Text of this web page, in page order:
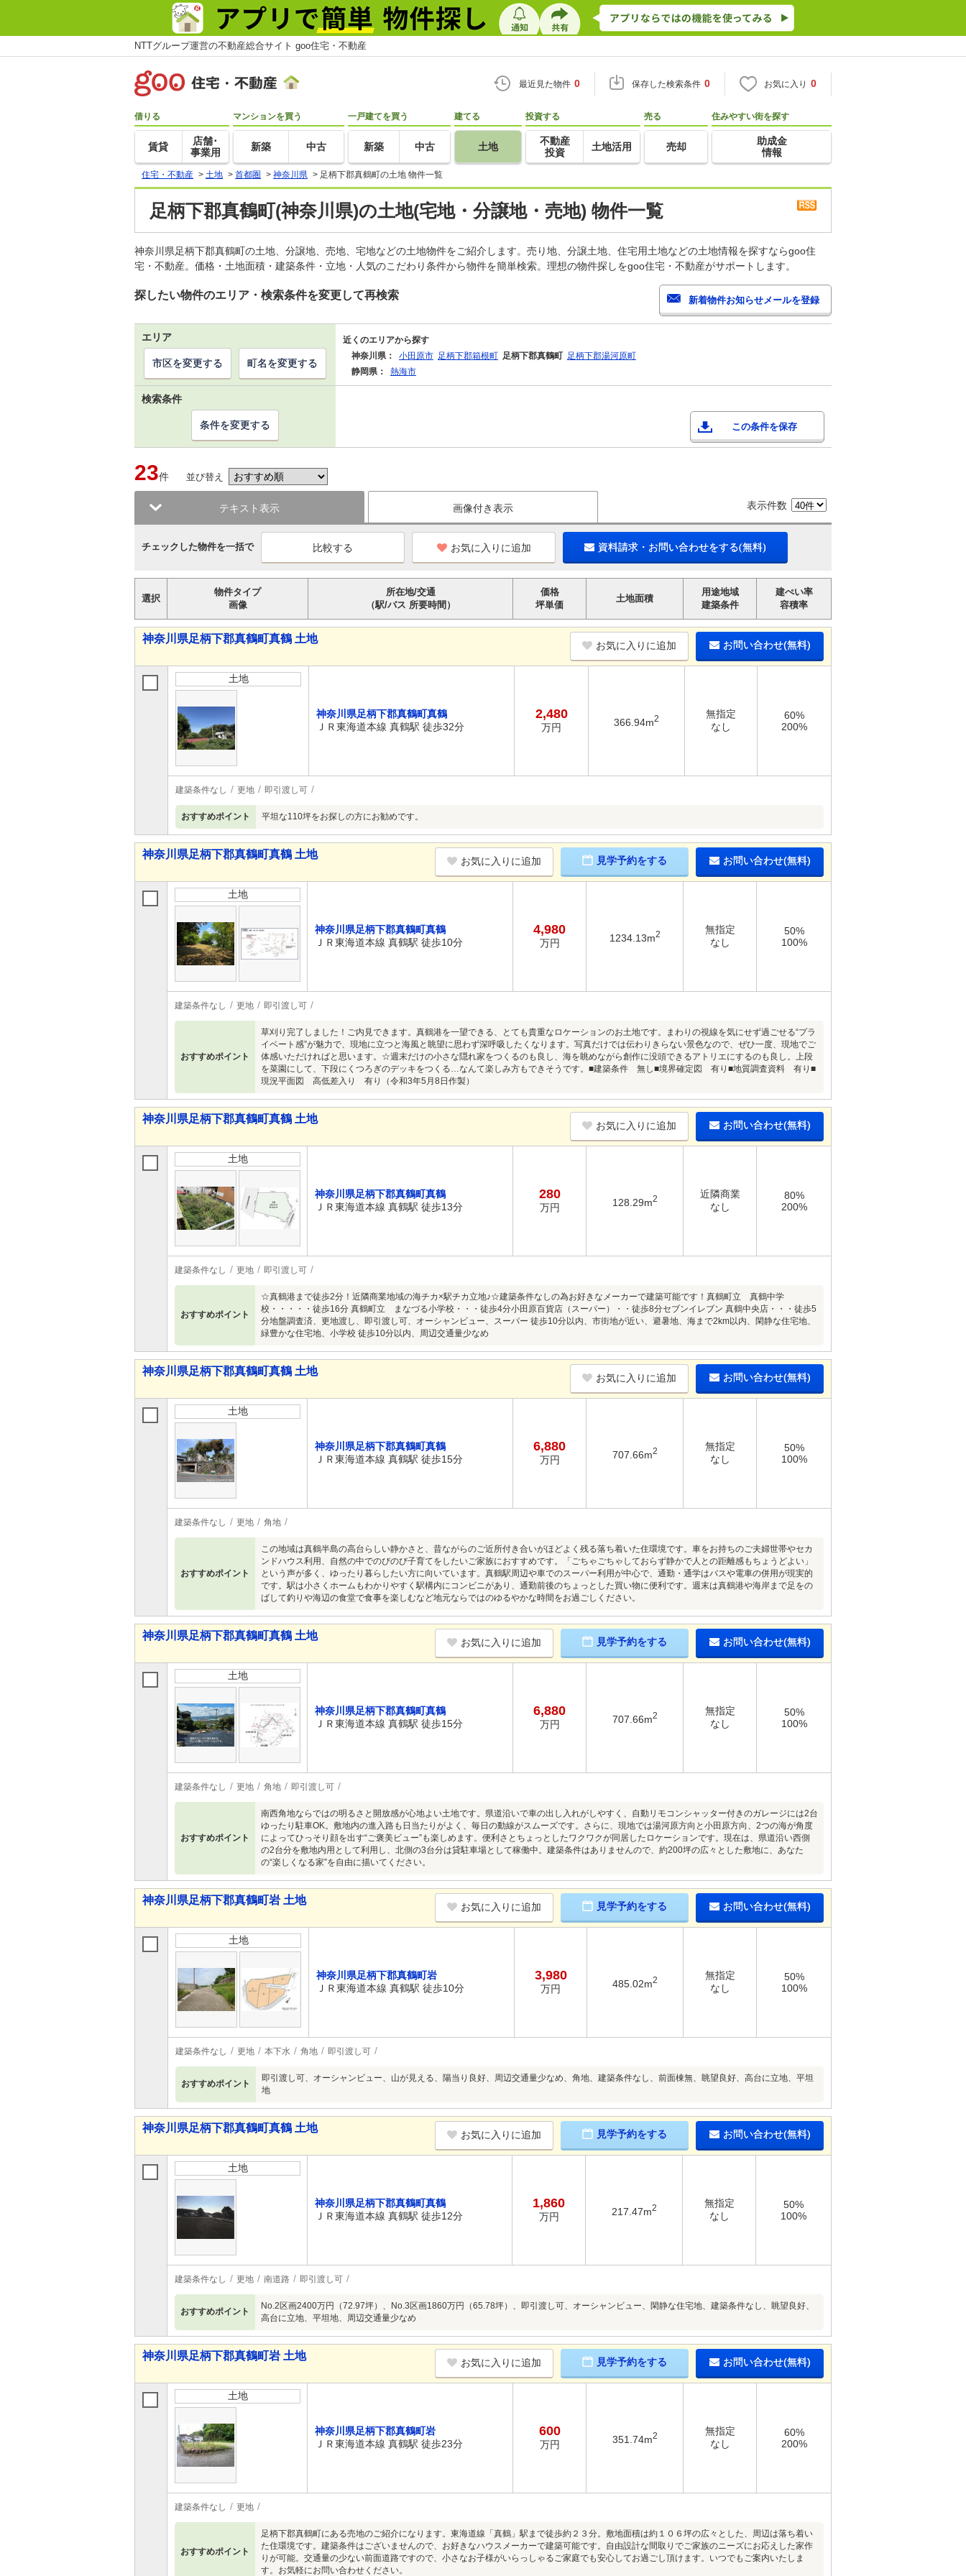
NTTグループ運営の不動産総合サイト goo住宅・不動産
最近見た物件 0 保存した検索条件 0 お気に入り 0
借りる
賃貸
店舗･
事業用
マンションを買う
新築 中古
一戸建てを買う
新築 中古
建てる
土地
投資する
不動産
投資
土地活用
売る
売却
住みやすい街を探す
助成金
情報
住宅・不動産 > 土地 > 首都圏 > 神奈川県 > 足柄下郡真鶴町の土地 物件一覧
足柄下郡真鶴町(神奈川県)の土地(宅地・分譲地・売地) 物件一覧
神奈川県足柄下郡真鶴町の土地、分譲地、売地、宅地などの土地物件をご紹介します。売り地、分譲土地、住宅用土地などの土地情報を探すならgoo住
宅・不動産。価格・土地面積・建築条件・立地・人気のこだわり条件から物件を簡単検索。理想の物件探しをgoo住宅・不動産がサポートします。
探したい物件のエリア・検索条件を変更して再検索
エリア
近くのエリアから探す
神奈川県：
小田原市 足柄下郡箱根町 足柄下郡真鶴町 足柄下郡湯河原町
静岡県：
熱海市
市区を変更する 町名を変更する
検索条件
この条件を保存
条件を変更する
23件 並び替え
テキスト表示 画像付き表示 表示件数
チェックした物件を一括で お気に入りに追加 資料請求・お問い合わせをする(無料)
選択
物件タイプ
画像
所在地/交通
（駅/バス 所要時間）
価格
坪単価
土地面積
用途地域
建築条件
建ぺい率
容積率
神奈川県足柄下郡真鶴町真鶴 土地
お気に入りに追加 お問い合わせ(無料)
土地
神奈川県足柄下郡真鶴町真鶴
ＪＲ東海道本線 真鶴駅 徒歩32分
2,480
万円 366.94m2
無指定
なし
60%
200%
建築条件なし 更地 即引渡し可
おすすめポイント 平坦な110坪をお探しの方にお勧めです。
神奈川県足柄下郡真鶴町真鶴 土地
お気に入りに追加 見学予約をする お問い合わせ(無料)
土地
神奈川県足柄下郡真鶴町真鶴
ＪＲ東海道本線 真鶴駅 徒歩10分
4,980
万円 1234.13m2
無指定
なし
50%
100%
建築条件なし 更地 即引渡し可
おすすめポイント
草刈り完了しました！ご内見できます。真鶴港を一望できる、とても貴重なロケーションのお土地です。まわりの視線を気にせず過ごせる“プラ
イベート感”が魅力で、現地に立つと海風と眺望に思わず深呼吸したくなります。写真だけでは伝わりきらない景色なので、ぜひ一度、現地でご
体感いただければと思います。☆週末だけの小さな隠れ家をつくるのも良し、海を眺めながら創作に没頭できるアトリエにするのも良し。上段
を菜園にして、下段にくつろぎのデッキをつくる…なんて楽しみ方もできそうです。■建築条件 無し■境界確定図 有り■地質調査資料 有り■
現況平面図 高低差入り 有り（令和3年5月8日作製）
神奈川県足柄下郡真鶴町真鶴 土地
お気に入りに追加 お問い合わせ(無料)
土地
神奈川県足柄下郡真鶴町真鶴
ＪＲ東海道本線 真鶴駅 徒歩13分
280
万円 128.29m2
近隣商業
なし
80%
200%
建築条件なし 更地 即引渡し可
おすすめポイント
☆真鶴港まで徒歩2分！近隣商業地域の海チカ×駅チカ立地♪☆建築条件なしの為お好きなメーカーで建築可能です！真鶴町立 真鶴中学
校・・・・・徒歩16分 真鶴町立 まなづる小学校・・・徒歩4分小田原百貨店（スーパー）・・徒歩8分セブンイレブン 真鶴中央店・・・徒歩5
分地盤調査済、更地渡し、即引渡し可、オーシャンビュー、スーパー 徒歩10分以内、市街地が近い、避暑地、海まで2km以内、閑静な住宅地、
緑豊かな住宅地、小学校 徒歩10分以内、周辺交通量少なめ
神奈川県足柄下郡真鶴町真鶴 土地
お気に入りに追加 お問い合わせ(無料)
土地
神奈川県足柄下郡真鶴町真鶴
ＪＲ東海道本線 真鶴駅 徒歩15分
6,880
万円 707.66m2
無指定
なし
50%
100%
建築条件なし 更地 角地
おすすめポイント
この地域は真鶴半島の高台らしい静かさと、昔ながらのご近所付き合いがほどよく残る落ち着いた住環境です。車をお持ちのご夫婦世帯やセカ
ンドハウス利用、自然の中でのびのび子育てをしたいご家族におすすめです。「ごちゃごちゃしておらず静かで人との距離感もちょうどよい」
という声が多く、ゆったり暮らしたい方に向いています。真鶴駅周辺や車でのスーパー利用が中心で、通勤・通学はバスや電車の併用が現実的
です。駅は小さくホームもわかりやすく駅構内にコンビニがあり、通勤前後のちょっとした買い物に便利です。週末は真鶴港や海岸まで足をの
ばして釣りや海辺の食堂で食事を楽しむなど地元ならではのゆるやかな時間をお過ごしください。
神奈川県足柄下郡真鶴町真鶴 土地
お気に入りに追加 見学予約をする お問い合わせ(無料)
土地
神奈川県足柄下郡真鶴町真鶴
ＪＲ東海道本線 真鶴駅 徒歩15分
6,880
万円 707.66m2
無指定
なし
50%
100%
建築条件なし 更地 角地 即引渡し可
おすすめポイント
南西角地ならではの明るさと開放感が心地よい土地です。県道沿いで車の出し入れがしやすく、自動リモコンシャッター付きのガレージには2台
ゆったり駐車OK。敷地内の進入路も日当たりがよく、毎日の動線がスムーズです。さらに、現地では湯河原方向と小田原方向、2つの海が角度
によってひっそり顔を出す“ご褒美ビュー”も楽しめます。便利さとちょっとしたワクワクが同居したロケーションです。現在は、県道沿い西側
の2台分を敷地内用として利用し、北側の3台分は貸駐車場として稼働中。建築条件はありませんので、約200坪の広々とした敷地に、あなた
の“楽しくなる家”を自由に描いてください。
神奈川県足柄下郡真鶴町岩 土地
お気に入りに追加 見学予約をする お問い合わせ(無料)
土地
神奈川県足柄下郡真鶴町岩
ＪＲ東海道本線 真鶴駅 徒歩10分
3,980
万円 485.02m2
無指定
なし
50%
100%
建築条件なし 更地 本下水 角地 即引渡し可
おすすめポイント
即引渡し可、オーシャンビュー、山が見える、陽当り良好、周辺交通量少なめ、角地、建築条件なし、前面棟無、眺望良好、高台に立地、平坦
地
神奈川県足柄下郡真鶴町真鶴 土地
お気に入りに追加 見学予約をする お問い合わせ(無料)
土地
神奈川県足柄下郡真鶴町真鶴
ＪＲ東海道本線 真鶴駅 徒歩12分
1,860
万円 217.47m2
無指定
なし
50%
100%
建築条件なし 更地 南道路 即引渡し可
おすすめポイント
No.2区画2400万円（72.97坪）、No.3区画1860万円（65.78坪）、即引渡し可、オーシャンビュー、閑静な住宅地、建築条件なし、眺望良好、
高台に立地、平坦地、周辺交通量少なめ
神奈川県足柄下郡真鶴町岩 土地
お気に入りに追加 見学予約をする お問い合わせ(無料)
土地
神奈川県足柄下郡真鶴町岩
ＪＲ東海道本線 真鶴駅 徒歩23分
600
万円 351.74m2
無指定
なし
60%
200%
建築条件なし 更地
おすすめポイント
足柄下郡真鶴町にある売地のご紹介になります。東海道線「真鶴」駅まで徒歩約２３分。敷地面積は約１０６坪の広々とした、周辺は落ち着い
た住環境です。建築条件はございませんので、お好きなハウスメーカーで建築可能です。自由設計な間取りでご家族のニーズにお応えした家作
りが可能。交通量の少ない前面道路ですので、小さなお子様がいらっしゃるご家庭でも安心してお過ごし頂けます。いつでもご案内いたしま
す。お気軽にお問い合わせください。